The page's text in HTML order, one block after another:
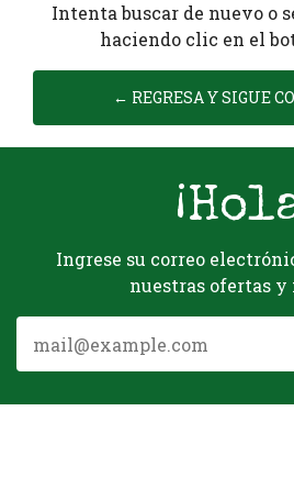
Intenta buscar de nuevo o
haciendo clic en el
← REGRESA Y SIGUE
Ingrese su correo
nuestras ofertas